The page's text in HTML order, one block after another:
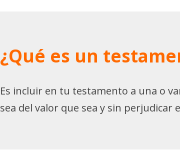
¿Qué es un
Es incluir en tu testamento a una o
sea del valor que sea y sin